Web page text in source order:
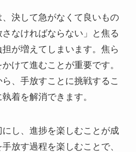
決して急がなくて良いもの
なければならない」と焦る
が増えてしまいます。焦ら
けて進むことが重要です。
、手放すことに挑戦するこ
着を解消できます。
し、進捗を楽しむことが成
放す過程を楽しむことで、